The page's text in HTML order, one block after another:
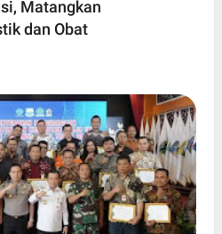
Matangkan
dan Obat